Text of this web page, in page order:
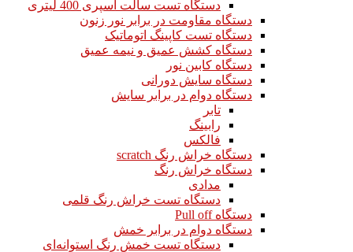
دستگاه تست سالت اسپری 400 لیتری
دستگاه مقاومت در برابر نور زنون
دستگاه تست کاپینگ اتوماتیک
دستگاه کشش عمیق و نیمه عمیق
دستگاه کابین نور
دستگاه سایش دورانی
دستگاه دوام در برابر سایش
تابر
رابینگ
فالکس
دستگاه خراش رنگ scratch
دستگاه خراش رنگ
مدادی
دستگاه تست خراش رنگ قلمی
دستگاه Pull off
دستگاه دوام در برابر خمش
دستگاه تست خمش رنگ استوانه‌ای